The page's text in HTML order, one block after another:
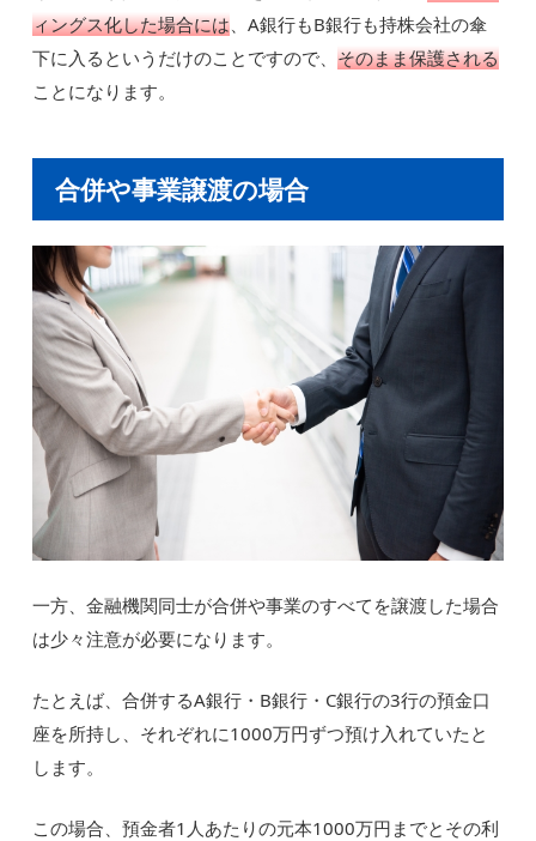
ィングス化した場合には、A銀行もB銀行も持株会社の傘
下に入るというだけのことですので、そのまま保護される
ことになります。
合併や事業譲渡の場合
一方、金融機関同士が合併や事業のすべてを譲渡した場合
は少々注意が必要になります。
たとえば、合併するA銀行・B銀行・C銀行の3行の預金口
座を所持し、それぞれに1000万円ずつ預け入れていたと
します。
この場合、預金者1人あたりの元本1000万円までとその利